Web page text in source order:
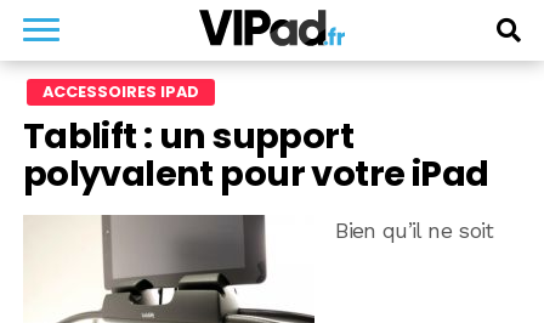
ACCESSOIRES IPAD
Tablift : un support
polyvalent pour votre iPad
Bien qu’il ne soit